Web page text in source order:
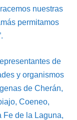
nuestras
permitamos
de
y organismos
de Cherán,
Coeneo,
Fe de la Laguna,